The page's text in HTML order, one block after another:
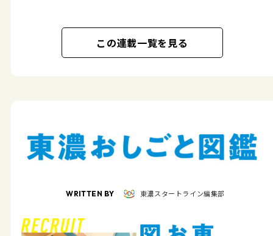
この連載一覧を見る
WRITTEN BY 東濃スタートライン編集部